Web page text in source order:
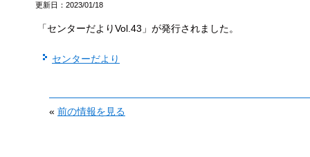
更新日：2023/01/18
「センターだよりVol.43」が発行されました。
センターだより
« 前の情報を見る